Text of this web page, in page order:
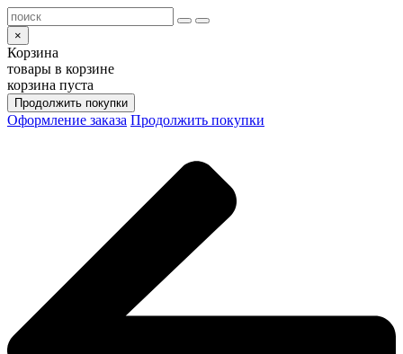
×
Корзина
товары в корзине
корзина пуста
Продолжить покупки
Оформление заказа Продолжить покупки